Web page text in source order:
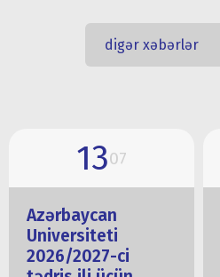
digər xəbərlər
1307
Azərbaycan
Universiteti
2026/2027-ci